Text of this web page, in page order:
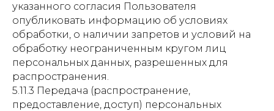
указанного согласия Пользователя
опубликовать информацию об условиях
обработки, о наличии запретов и условий на
обработку неограниченным кругом лиц
персональных данных, разрешенных для
распространения.
5.11.3 Передача (распространение,
предоставление, доступ) персональных